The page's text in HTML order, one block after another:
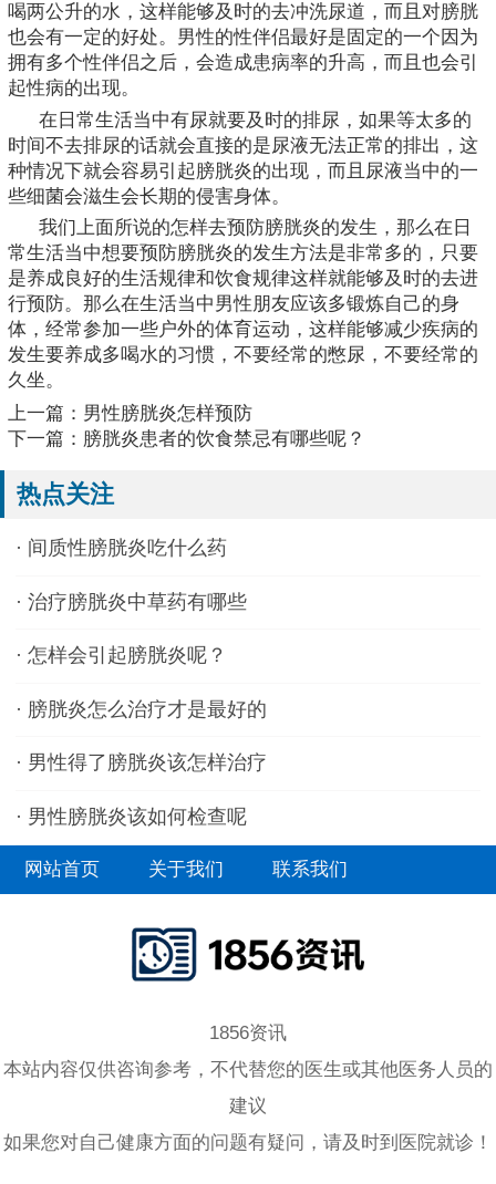
喝两公升的水，这样能够及时的去冲洗尿道，而且对膀胱
也会有一定的好处。男性的性伴侣最好是固定的一个因为
拥有多个性伴侣之后，会造成患病率的升高，而且也会引
起性病的出现。
在日常生活当中有尿就要及时的排尿，如果等太多的
时间不去排尿的话就会直接的是尿液无法正常的排出，这
种情况下就会容易引起膀胱炎的出现，而且尿液当中的一
些细菌会滋生会长期的侵害身体。
我们上面所说的怎样去预防膀胱炎的发生，那么在日
常生活当中想要预防膀胱炎的发生方法是非常多的，只要
是养成良好的生活规律和饮食规律这样就能够及时的去进
行预防。那么在生活当中男性朋友应该多锻炼自己的身
体，经常参加一些户外的体育运动，这样能够减少疾病的
发生要养成多喝水的习惯，不要经常的憋尿，不要经常的
久坐。
上一篇： 男性膀胱炎怎样预防
下一篇： 膀胱炎患者的饮食禁忌有哪些呢？
热点关注
· 间质性膀胱炎吃什么药
· 治疗膀胱炎中草药有哪些
· 怎样会引起膀胱炎呢？
· 膀胱炎怎么治疗才是最好的
· 男性得了膀胱炎该怎样治疗
· 男性膀胱炎该如何检查呢
网站首页 关于我们 联系我们
1856资讯
本站内容仅供咨询参考，不代替您的医生或其他医务人员的
建议
如果您对自己健康方面的问题有疑问，请及时到医院就诊！